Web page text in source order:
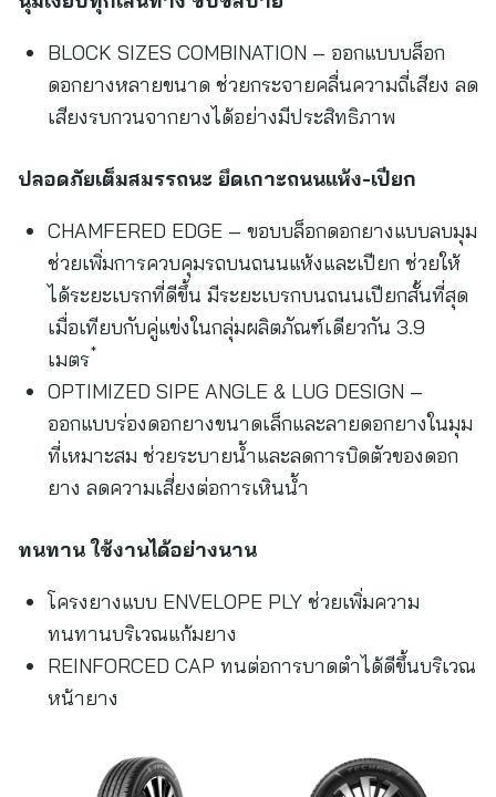
BLOCK SIZES COMBINATION – ออกแบบบล็อก
ดอกยางหลายขนาด ช่วยกระจายคลื่นความถี่เสียง ลด
เสียงรบกวนจากยางได้อย่างมีประสิทธิภาพ
ปลอดภัยเต็มสมรรถนะ ยึดเกาะถนนแห้ง-เปียก
CHAMFERED EDGE – ขอบบล็อกดอกยางแบบลบมุม
ช่วยเพิ่มการควบคุมรถบนถนนแห้งและเปียก ช่วยให้
ได้ระยะเบรกที่ดีขึ้น มีระยะเบรกบนถนนเปียกสั้นที่สุด
เมื่อเทียบกับคู่แข่งในกลุ่มผลิตภัณฑ์เดียวกัน 3.9
เมตร*
OPTIMIZED SIPE ANGLE & LUG DESIGN –
ออกแบบร่องดอกยางขนาดเล็กและลายดอกยางในมุม
ที่เหมาะสม ช่วยระบายน้ำและลดการบิดตัวของดอก
ยาง ลดความเสี่ยงต่อการเหินน้ำ
ทนทาน ใช้งานได้อย่างนาน
โครงยางแบบ ENVELOPE PLY ช่วยเพิ่มความ
ทนทานบริเวณแก้มยาง
REINFORCED CAP ทนต่อการบาดตำได้ดีขึ้นบริเวณ
หน้ายาง